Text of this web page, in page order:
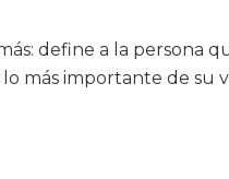
define a la persona
más importante de su